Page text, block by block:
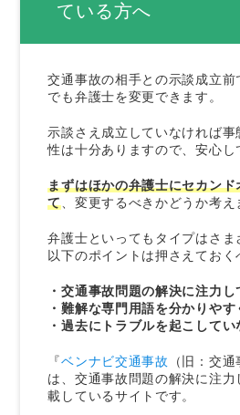
まとめ
ている方へ
交通事故の相手との示談成立前
でも弁護士を変更できます。
示談さえ成立していなければ
性は十分ありますので、安心し
まずはほかの弁護士にセカン
て 、変更するべきかどうか考え
弁護士といってもタイプはさま
以下のポイントは押さえておく
・交通事故問題の解決に注力し
・難解な専門用語を分かりや
・過去にトラブルを起こしてい
『ベンナビ交通事故
（旧：交
は、交通事故問題の解決に注
載しているサイトです。